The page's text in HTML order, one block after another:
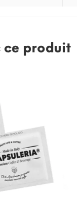
ce produit